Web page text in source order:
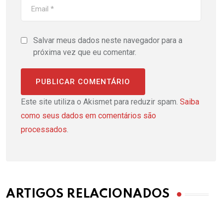
Salvar meus dados neste navegador para a
próxima vez que eu comentar.
Este site utiliza o Akismet para reduzir spam. Saiba
como seus dados em comentários são
processados.
ARTIGOS RELACIONADOS